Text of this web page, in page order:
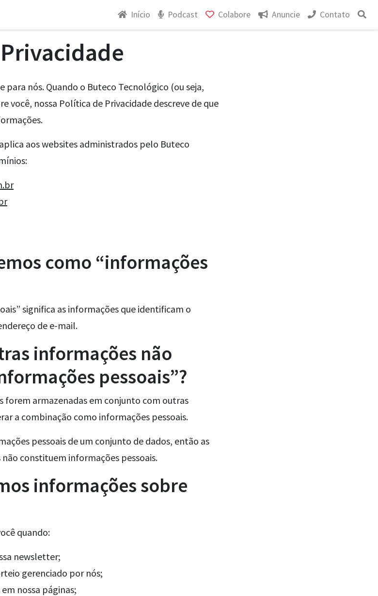
Início Podcast Colabore Anuncie Contato
para nós. Quando o Buteco Tecnológico (ou seja,
você, nossa Política de Privacidade descreve de que
aos websites administrados pelo Buteco
como “informações
significa as informações que identificam o
de e-mail.
informações não
pessoais”?
forem armazenadas em conjunto com outras
a combinação como informações pessoais.
pessoais de um conjunto de dados, então as
constituem informações pessoais.
informações sobre
quando:
newsletter;
gerenciado por nós;
nossa páginas;